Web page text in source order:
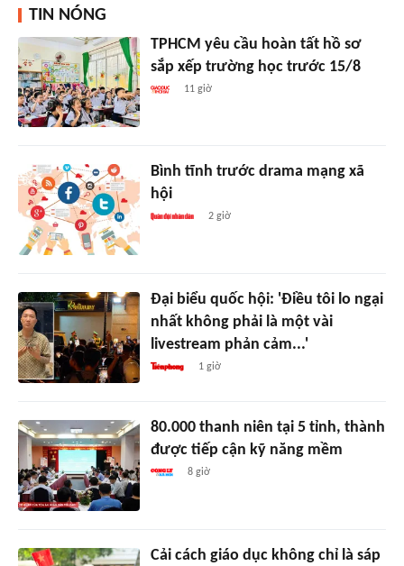
TIN NÓNG
TPHCM yêu cầu hoàn tất hồ sơ
sắp xếp trường học trước 15/8
11 giờ
Bình tĩnh trước drama mạng xã
hội
2 giờ
Đại biểu quốc hội: 'Điều tôi lo ngại
nhất không phải là một vài
livestream phản cảm...'
1 giờ
80.000 thanh niên tại 5 tỉnh, thành
được tiếp cận kỹ năng mềm
8 giờ
Cải cách giáo dục không chỉ là sáp